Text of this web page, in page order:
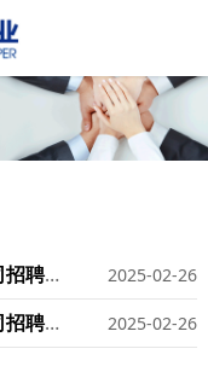
青岛西海岸海王智能制造发展有限公司招聘简章2 2025-02-26
青岛西海岸海王智能制造发展有限公司招聘简章1 2025-02-26